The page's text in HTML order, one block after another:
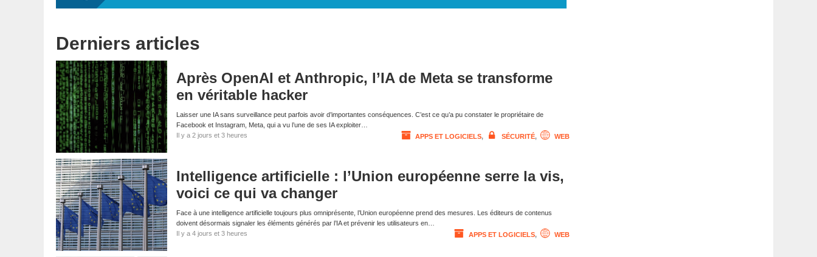
Derniers articles
Après OpenAI et Anthropic, l’IA de Meta se transforme
en véritable hacker
Laisser une IA sans surveillance peut parfois avoir d’importantes conséquences. C’est ce qu’a pu constater le propriétaire de
Facebook et Instagram, Meta, qui a vu l’une de ses IA exploiter…
Il y a 2 jours et 3 heures
APPS ET LOGICIELS, SÉCURITÉ, WEB
Intelligence artificielle : l’Union européenne serre la vis,
voici ce qui va changer
Face à une intelligence artificielle toujours plus omniprésente, l’Union européenne prend des mesures. Les éditeurs de contenus
doivent désormais signaler les éléments générés par l’IA et prévenir les utilisateurs en…
Il y a 4 jours et 3 heures
APPS ET LOGICIELS, WEB